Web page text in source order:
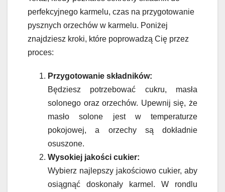
perfekcyjnego karmelu, czas na przygotowanie
pysznych orzechów w karmelu. Poniżej
znajdziesz kroki, które poprowadzą Cię przez
proces:
Przygotowanie składników:
Będziesz potrzebować cukru, masła
solonego oraz orzechów. Upewnij się, że
masło solone jest w temperaturze
pokojowej, a orzechy są dokładnie
osuszone.
Wysokiej jakości cukier:
Wybierz najlepszy jakościowo cukier, aby
osiągnąć doskonały karmel. W rondlu